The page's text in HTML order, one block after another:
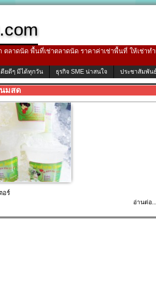
ลาดนัด พื้นที่เช่าตลาดนัด ราคาค่าเช่าพื้นที่ ให้เช่า
ดียดีๆ มีได้ทุกวัน ธุรกิจ SME น่าสนใจ ประชาสัมพัน
มสด
อร์
อ่านต่อ...